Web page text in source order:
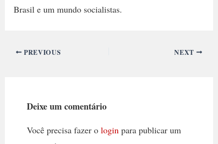
Brasil e um mundo socialistas.
PREVIOUS NEXT
Deixe um comentário
Você precisa fazer o login para publicar um